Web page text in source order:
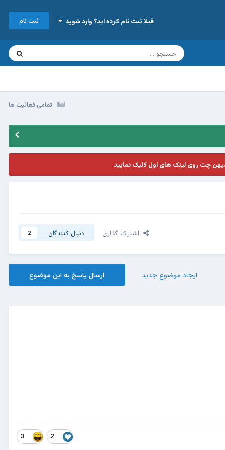
قبلا ثبت نام کرده اید؟ وارد شوید ثبت نام
تمامی فعالیت ها
چت روی لینک های اول کلیک نمایید
اشتراک گذاری دنبال کنندگان 2
ارسال پاسخ به این موضوع ایجاد موضوع جدید
2
3